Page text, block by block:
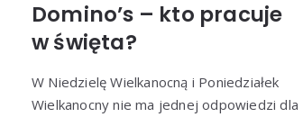
Domino’s – kto pracuje
w święta?
W Niedzielę Wielkanocną i Poniedziałek
Wielkanocny nie ma jednej odpowiedzi dla